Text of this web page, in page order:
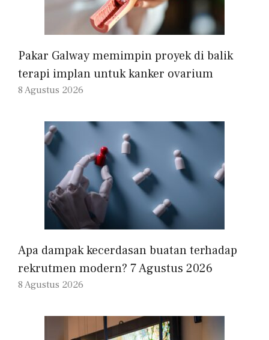
Pakar Galway memimpin proyek di balik
terapi implan untuk kanker ovarium
8 Agustus 2026
Apa dampak kecerdasan buatan terhadap
rekrutmen modern? 7 Agustus 2026
8 Agustus 2026